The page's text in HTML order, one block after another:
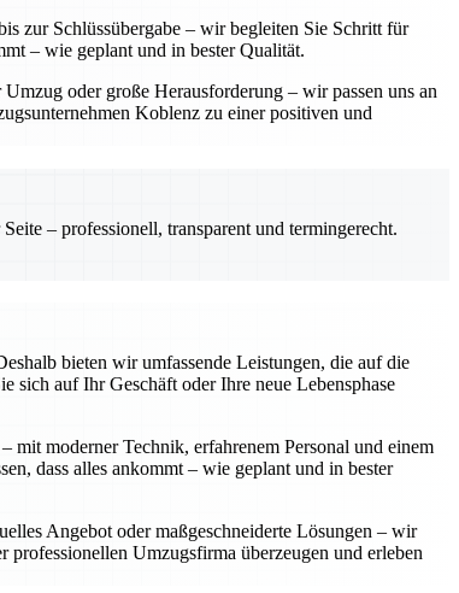
zur Schlüssübergabe – wir begleiten Sie Schritt für
– wie geplant und in bester Qualität.
oder große Herausforderung – wir passen uns an
Koblenz zu einer positiven und
– professionell, transparent und termingerecht.
bieten wir umfassende Leistungen, die auf die
sich auf Ihr Geschäft oder Ihre neue Lebensphase
moderner Technik, erfahrenem Personal und einem
dass alles ankommt – wie geplant und in bester
Angebot oder maßgeschneiderte Lösungen – wir
Umzugsfirma überzeugen und erleben